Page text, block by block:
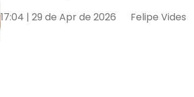
17:04 | 29 de Apr de 2026 Felipe Vides